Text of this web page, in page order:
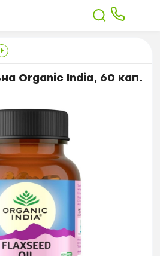
Organic India, 60 кап.